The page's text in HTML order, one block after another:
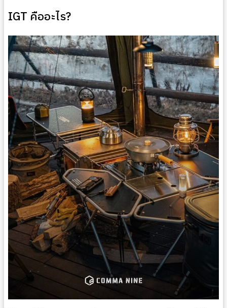
IGT คืออะไร?